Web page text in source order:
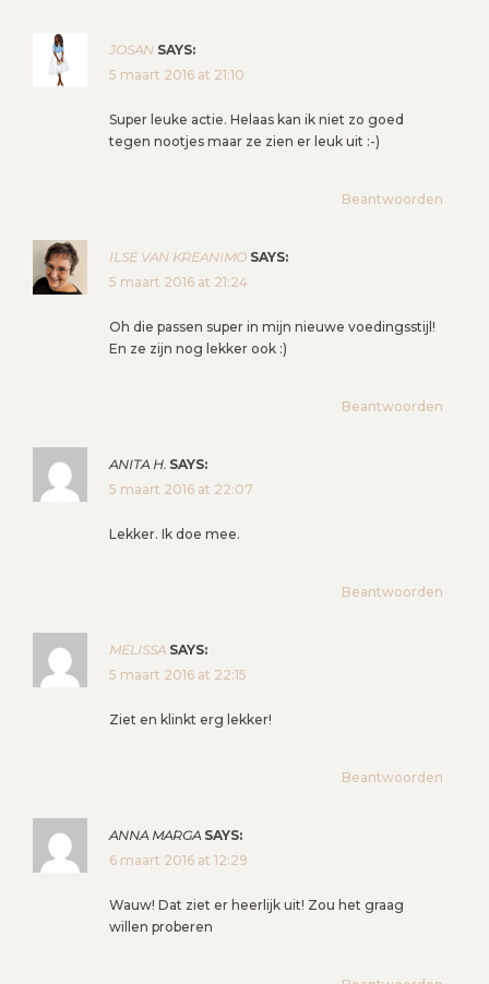
JOSAN SAYS:
5 maart 2016 at 21:10
Super leuke actie. Helaas kan ik niet zo goed
tegen nootjes maar ze zien er leuk uit :-)
Beantwoorden
ILSE VAN KREANIMO SAYS:
5 maart 2016 at 21:24
Oh die passen super in mijn nieuwe voedingsstijl!
En ze zijn nog lekker ook :)
Beantwoorden
ANITA H. SAYS:
5 maart 2016 at 22:07
Lekker. Ik doe mee.
Beantwoorden
MELISSA SAYS:
5 maart 2016 at 22:15
Ziet en klinkt erg lekker!
Beantwoorden
ANNA MARGA SAYS:
6 maart 2016 at 12:29
Wauw! Dat ziet er heerlijk uit! Zou het graag
willen proberen